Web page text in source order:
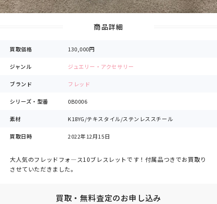
商品詳細
買取価格 130,000円
ジャンル ジュエリー・アクセサリー
ブランド フレッド
シリーズ・型番 0B0006
素材 K18YG/テキスタイル/ステンレススチール
買取日時 2022年12月15日
大人気のフレッドフォ―ス10ブレスレットです！付属品つきでお買取り
させていただきました。
買取・無料査定のお申し込み